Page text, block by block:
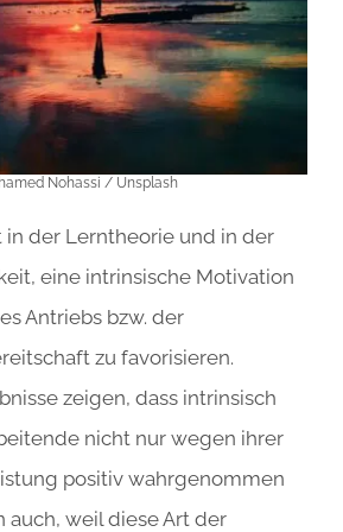
Nohassi / Unsplash
in der Lerntheorie und in der
eine intrinsische Motivation
Antriebs bzw. der
zu favorisieren.
zeigen, dass intrinsisch
nicht nur wegen ihrer
positiv wahrgenommen
auch, weil diese Art der